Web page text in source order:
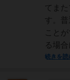
てま
す。
こと
る場
続きを読